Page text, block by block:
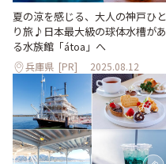
夏の涼を感じる、大人の神戸ひと
り旅♪日本最大級の球体水槽があ
る水族館「átoa」へ
兵庫県 [PR] 2025.08.12